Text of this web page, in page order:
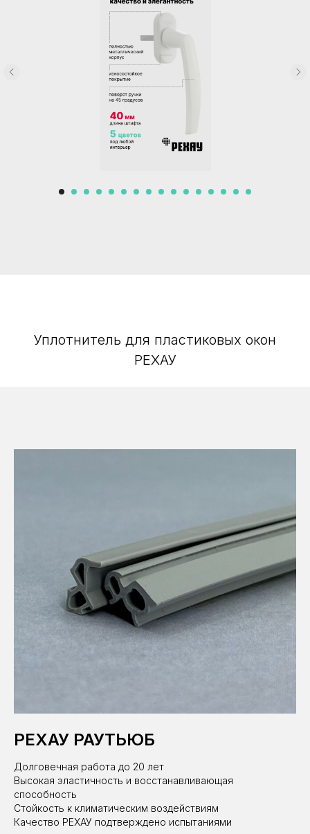
Уплотнитель для пластиковых окон
РЕХАУ
РЕХАУ РАУТЬЮБ
Долговечная работа до 20 лет
Высокая эластичность и восстанавливающая
способность
Стойкость к климатическим воздействиям
Качество РЕХАУ подтверждено испытаниями